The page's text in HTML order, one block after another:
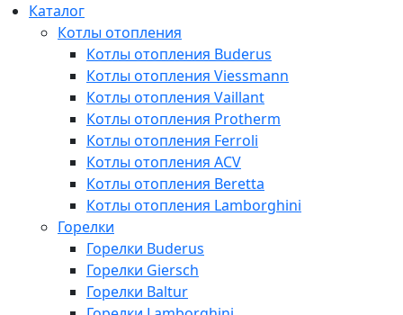
Каталог
Котлы отопления
Котлы отопления Buderus
Котлы отопления Viessmann
Котлы отопления Vaillant
Котлы отопления Protherm
Котлы отопления Ferroli
Котлы отопления ACV
Котлы отопления Beretta
Котлы отопления Lamborghini
Горелки
Горелки Buderus
Горелки Giersch
Горелки Baltur